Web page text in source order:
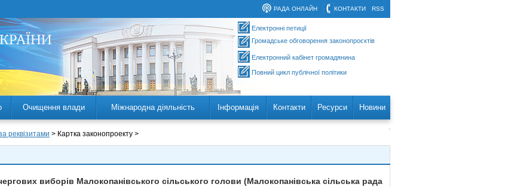
RSS
КОНТАКТИ
РАДА ОНЛАЙН
Електронні петиції
Громадське обговорення законопроєктів
Електронний кабінет громадянина
Повний цикл публічної політики
Очищення влади Міжнародна діяльність Інформація Контакти Ресурси Новини
реквізитами > Картка законопроекту >
виборів Малокопанівського сільського голови (Малокопанівська сільська рада